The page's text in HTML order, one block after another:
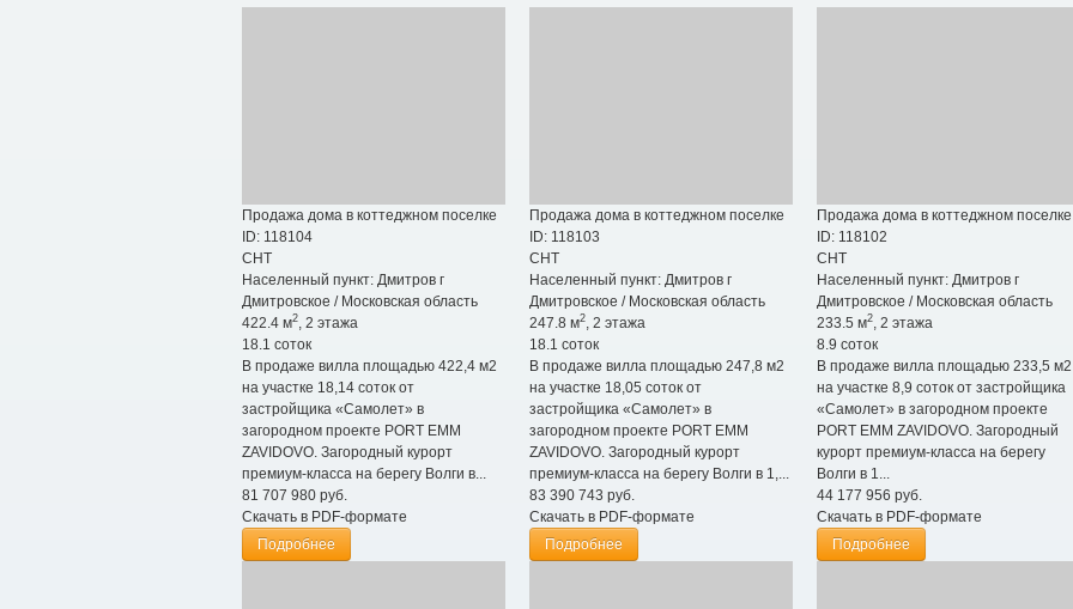
Продажа дома в коттеджном поселке
ID: 118104
СНТ
Населенный пункт: Дмитров г
Дмитровское / Московская область
422.4 м2 , 2 этажа
18.1 соток
В продаже вилла площадью 422,4 м2
на участке 18,14 соток от
застройщика «Самолет» в
загородном проекте PORT EMM
ZAVIDOVO. Загородный курорт
премиум-класса на берегу Волги в...
81 707 980 руб.
Скачать в PDF-формате
Подробнее
Продажа дома в коттеджном поселке
ID: 118103
СНТ
Населенный пункт: Дмитров г
Дмитровское / Московская область
247.8 м2 , 2 этажа
18.1 соток
В продаже вилла площадью 247,8 м2
на участке 18,05 соток от
застройщика «Самолет» в
загородном проекте PORT EMM
ZAVIDOVO. Загородный курорт
премиум-класса на берегу Волги в 1,...
83 390 743 руб.
Скачать в PDF-формате
Подробнее
Продажа дома в коттеджном поселке
ID: 118102
СНТ
Населенный пункт: Дмитров г
Дмитровское / Московская область
233.5 м2 , 2 этажа
8.9 соток
В продаже вилла площадью 233,5 м2
на участке 8,9 соток от застройщика
«Самолет» в загородном проекте
PORT EMM ZAVIDOVO. Загородный
курорт премиум-класса на берегу
Волги в 1...
44 177 956 руб.
Скачать в PDF-формате
Подробнее